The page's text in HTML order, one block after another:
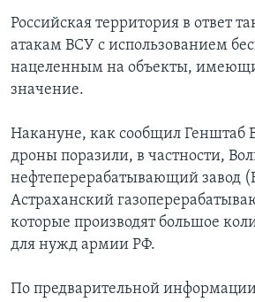
Российская территория в ответ
атакам ВСУ с использованием
нацеленным на объекты,
значение.
Накануне, как сообщил Генштаб
дроны поразили, в частности,
нефтеперерабатывающий завод
Астраханский
которые производят большое
для нужд армии РФ.
По предварительной